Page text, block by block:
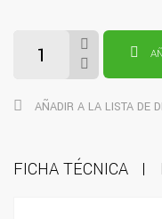
AÑADIR A LA LISTA DE
FICHA TÉCNICA